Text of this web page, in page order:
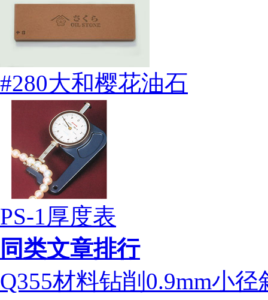
#280大和樱花油石
PS-1厚度表
同类文章排行
Q355材料钻削0.9mm小